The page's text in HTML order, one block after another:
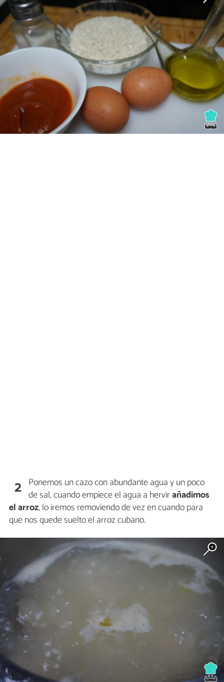
2 Ponemos un cazo con abundante agua y un poco
de sal, cuando empiece el agua a hervirañadimos
el arroz, lo iremos removiendo de vez en cuando para
que nos quede suelto el arroz cubano.